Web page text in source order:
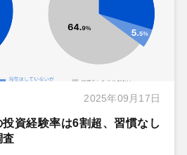
2025年09月17日
資経験率は6割超、習慣なし
査